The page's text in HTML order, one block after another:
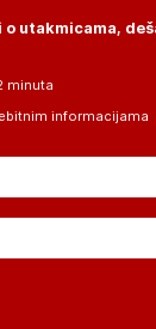
o utakmicama,
minuta
informacijama